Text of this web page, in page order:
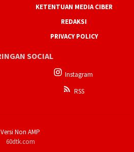
KETENTUAN MEDIA CIBER
REDAKSI
PRIVACY POLICY
SOCIAL
Instagram
RSS
Versi Non AMP
60dtk.com